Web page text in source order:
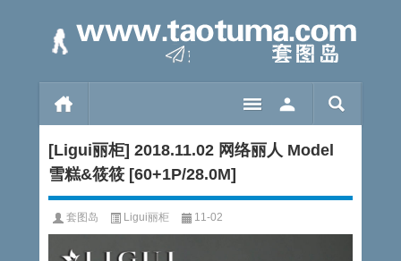
[Ligui丽柜] 2018.11.02 网络丽人 Model
雪糕&筱筱 [60+1P/28.0M]
套图岛 Ligui丽柜 11-02